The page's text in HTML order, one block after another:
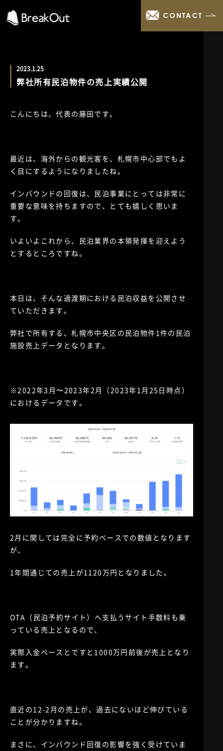
CONTACT
2023.1.25
弊社所有民泊物件の売上実績公開
こんにちは、代表の藤田です。
最近は、海外からの観光客を、札幌市中心部でもよ
く目にするようになりましたね。
インバウンドの回復は、民泊事業にとっては非常に
重要な意味を持ちますので、とても嬉しく思いま
す。
いよいよこれから、民泊業界の本領発揮を迎えよう
とするところですね。
本日は、そんな過渡期における民泊収益を公開させ
ていただきます。
弊社で所有する、札幌市中央区の民泊物件1件の民泊
施設売上データとなります。
※2022年3月〜2023年2月（2023年1月25日時点）
におけるデータです。
2月に関しては完全に予約ベースでの数値となります
が、
1年間通じての売上が1120万円となりました。
OTA（民泊予約サイト）へ支払うサイト手数料も乗
っている売上となるので、
実際入金ベースとですと1000万円前後が売上となり
ます。
直近の12-2月の売上が、過去にないほど伸びている
ことが分かりますね。
まさに、インバウンド回復の影響を強く受けていま